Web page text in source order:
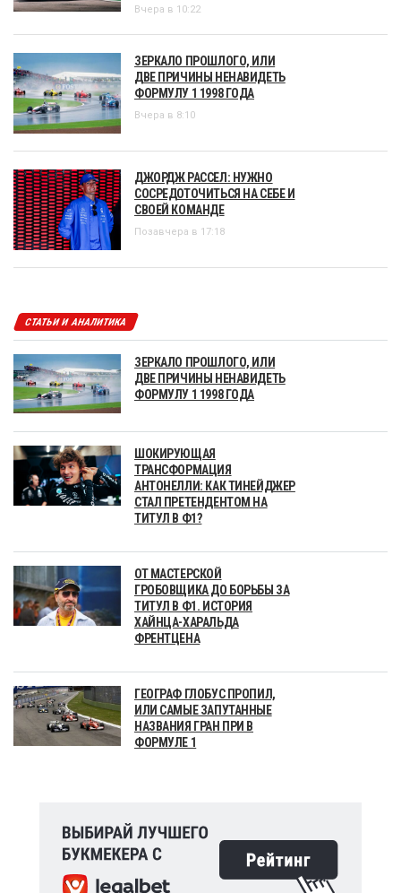
Вчера в 10:22
ЗЕРКАЛО ПРОШЛОГО, ИЛИ
ДВЕ ПРИЧИНЫ НЕНАВИДЕТЬ
ФОРМУЛУ 1 1998 ГОДА
Вчера в 8:10
ДЖОРДЖ РАССЕЛ: НУЖНО
СОСРЕДОТОЧИТЬСЯ НА СЕБЕ И
СВОЕЙ КОМАНДЕ
Позавчера в 17:18
СТАТЬИ И АНАЛИТИКА
ЗЕРКАЛО ПРОШЛОГО, ИЛИ
ДВЕ ПРИЧИНЫ НЕНАВИДЕТЬ
ФОРМУЛУ 1 1998 ГОДА
ШОКИРУЮЩАЯ
ТРАНСФОРМАЦИЯ
АНТОНЕЛЛИ: КАК ТИНЕЙДЖЕР
СТАЛ ПРЕТЕНДЕНТОМ НА
ТИТУЛ В Ф1?
ОТ МАСТЕРСКОЙ
ГРОБОВЩИКА ДО БОРЬБЫ ЗА
ТИТУЛ В Ф1. ИСТОРИЯ
ХАЙНЦА-ХАРАЛЬДА
ФРЕНТЦЕНА
ГЕОГРАФ ГЛОБУС ПРОПИЛ,
ИЛИ САМЫЕ ЗАПУТАННЫЕ
НАЗВАНИЯ ГРАН ПРИ В
ФОРМУЛЕ 1